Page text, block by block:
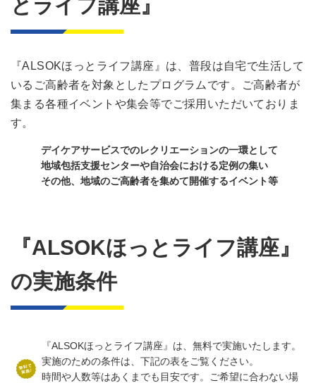
とライフ講座』
『ALSOKほっとライフ講座』は、普段は自宅で生活して
いるご高齢者を対象としたプログラムです。ご高齢者が
集まる各種イベントや集会等でご採用いただいておりま
す。
デイケアサービスでのレクリエーションの一環として
地域包括支援センターや自治会における定例の集い
その他、地域のご高齢者を集めて開催するイベント等
『ALSOKほっとライフ講座』
の実施条件
『ALSOKほっとライフ講座』は、無料で実施いたします。
実施のための条件は、下記の表をご覧ください。
時間や人数等はあくまでも目安です。ご希望に合わない場